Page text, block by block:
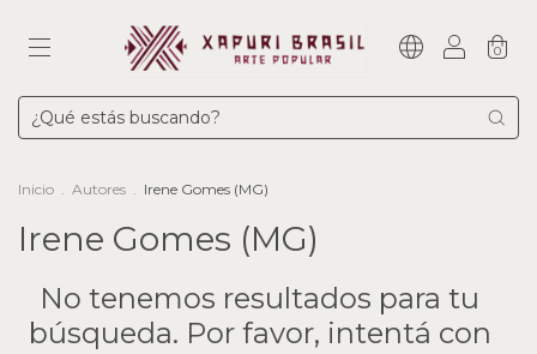
0
Inicio . Autores . Irene Gomes (MG)
Irene Gomes (MG)
No tenemos resultados para tu
búsqueda. Por favor, intentá con